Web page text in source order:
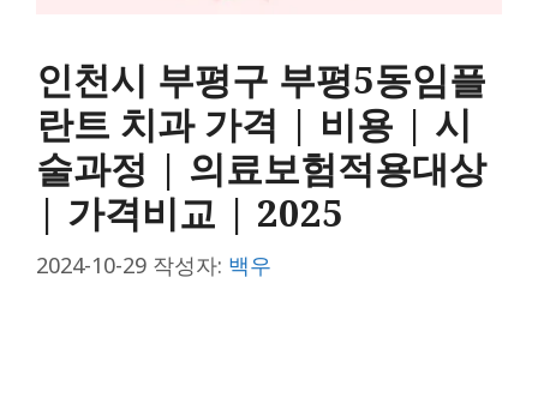
인천시 부평구 부평5동임플
란트 치과 가격 | 비용 | 시
술과정 | 의료보험적용대상
| 가격비교 | 2025
2024-10-29 작성자: 백우